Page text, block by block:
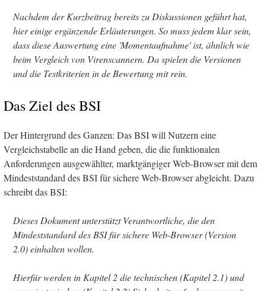
Nachdem der Kurzbeitrag bereits zu Diskussionen geführt hat,
hier einige ergänzende Erläuterungen. So muss jedem klar sein,
dass diese Auswertung eine 'Momentaufnahme' ist, ähnlich wie
beim Vergleich von Virenscannern. Da spielen die Versionen
und die Testkriterien in de Bewertung mit rein.
Das Ziel des BSI
Der Hintergrund des Ganzen: Das BSI will Nutzern eine
Vergleichstabelle an die Hand geben, die die funktionalen
Anforderungen ausgewählter, marktgängiger Web-Browser mit dem
Mindeststandard des BSI für sichere Web-Browser abgleicht. Dazu
schreibt das BSI:
Dieses Dokument unterstützt Verantwortliche, die den
Mindeststandard des BSI für sichere Web-Browser (Version
2.0) einhalten wollen.
Hierfür werden in Kapitel 2 die technischen (Kapitel 2.1) und